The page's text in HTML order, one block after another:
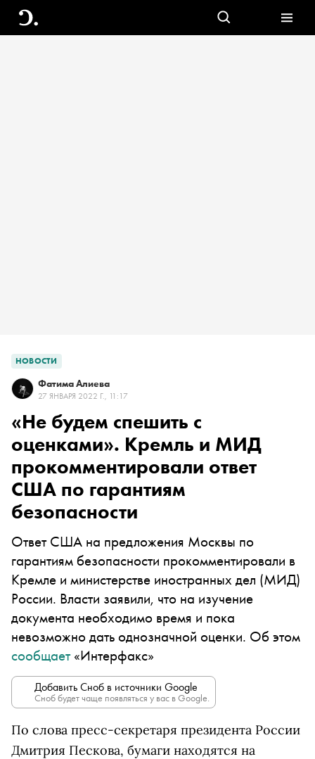
НОВОСТИ
Фатима Алиева
27 ЯНВАРЯ 2022 Г., 11:17
«Не будем спешить с
оценками». Кремль и МИД
прокомментировали ответ
США по гарантиям
безопасности
Ответ США на предложения Москвы по
гарантиям безопасности прокомментировали в
Кремле и министерстве иностранных дел (МИД)
России. Власти заявили, что на изучение
документа необходимо время и пока
невозможно дать однозначной оценки. Об этом
сообщает«Интерфакс»
Добавить Сноб в источники Google
Сноб будет чаще появляться у вас в Google.
По слова пресс-секретаря президента России
Дмитрия Пескова, бумаги находятся на